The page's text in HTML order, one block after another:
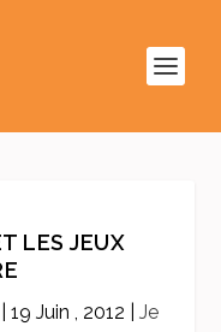
LES JEUX
19 Juin , 2012
Je